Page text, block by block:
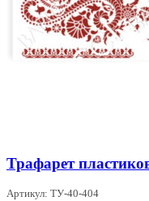
Трафарет
Артикул: ТУ-40-404